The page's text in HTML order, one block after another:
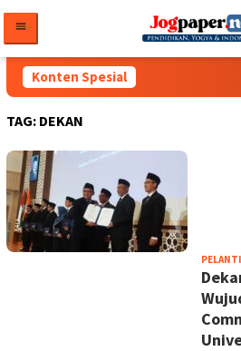
konten
Konten Spesial
TAG: DEKAN